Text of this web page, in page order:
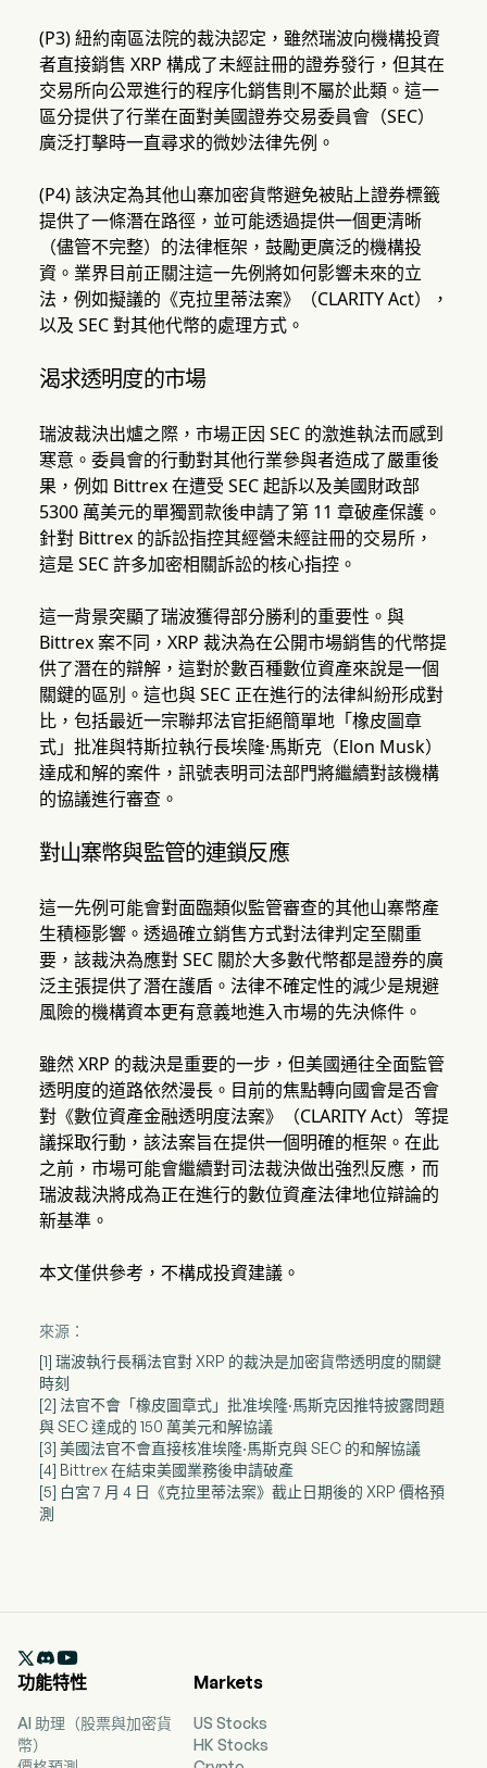
(P3) 紐約南區法院的裁決認定，雖然瑞波向機構投資
者直接銷售 XRP 構成了未經註冊的證券發行，但其在
交易所向公眾進行的程序化銷售則不屬於此類。這一
區分提供了行業在面對美國證券交易委員會（SEC）
廣泛打擊時一直尋求的微妙法律先例。
(P4) 該決定為其他山寨加密貨幣避免被貼上證券標籤
提供了一條潛在路徑，並可能透過提供一個更清晰
（儘管不完整）的法律框架，鼓勵更廣泛的機構投
資。業界目前正關注這一先例將如何影響未來的立
法，例如擬議的《克拉里蒂法案》（CLARITY Act），
以及 SEC 對其他代幣的處理方式。
渴求透明度的市場
瑞波裁決出爐之際，市場正因 SEC 的激進執法而感到
寒意。委員會的行動對其他行業參與者造成了嚴重後
果，例如 Bittrex 在遭受 SEC 起訴以及美國財政部
5300 萬美元的單獨罰款後申請了第 11 章破產保護。
針對 Bittrex 的訴訟指控其經營未經註冊的交易所，
這是 SEC 許多加密相關訴訟的核心指控。
這一背景突顯了瑞波獲得部分勝利的重要性。與
Bittrex 案不同，XRP 裁決為在公開市場銷售的代幣提
供了潛在的辯解，這對於數百種數位資產來說是一個
關鍵的區別。這也與 SEC 正在進行的法律糾紛形成對
比，包括最近一宗聯邦法官拒絕簡單地「橡皮圖章
式」批准與特斯拉執行長埃隆·馬斯克（Elon Musk）
達成和解的案件，訊號表明司法部門將繼續對該機構
的協議進行審查。
對山寨幣與監管的連鎖反應
這一先例可能會對面臨類似監管審查的其他山寨幣產
生積極影響。透過確立銷售方式對法律判定至關重
要，該裁決為應對 SEC 關於大多數代幣都是證券的廣
泛主張提供了潛在護盾。法律不確定性的減少是規避
風險的機構資本更有意義地進入市場的先決條件。
雖然 XRP 的裁決是重要的一步，但美國通往全面監管
透明度的道路依然漫長。目前的焦點轉向國會是否會
對《數位資產金融透明度法案》（CLARITY Act）等提
議採取行動，該法案旨在提供一個明確的框架。在此
之前，市場可能會繼續對司法裁決做出強烈反應，而
瑞波裁決將成為正在進行的數位資產法律地位辯論的
新基準。
本文僅供參考，不構成投資建議。
來源：
[1] 瑞波執行長稱法官對 XRP 的裁決是加密貨幣透明度的關鍵
時刻
[2] 法官不會「橡皮圖章式」批准埃隆·馬斯克因推特披露問題
與 SEC 達成的 150 萬美元和解協議
[3] 美國法官不會直接核准埃隆·馬斯克與 SEC 的和解協議
[4] Bittrex 在結束美國業務後申請破產
[5] 白宮 7 月 4 日《克拉里蒂法案》截止日期後的 XRP 價格預
測

功能特性
AI 助理（股票與加密貨
幣）
Markets
US Stocks
HK Stocks